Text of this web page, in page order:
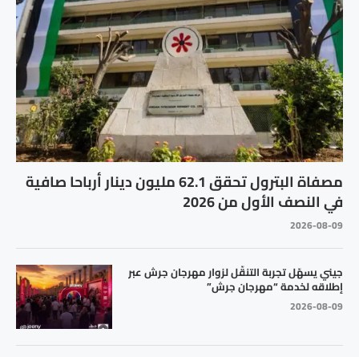
مصفاة البترول تحقق 62.1 مليون دينار أرباحا صافية
في النصف الأول من 2026
2026-08-09
جيني يسهّل تجربة التنقّل لزوار مهرجان جرش عبر
إطلاقه لخدمة “مهرجان جرش”
2026-08-09